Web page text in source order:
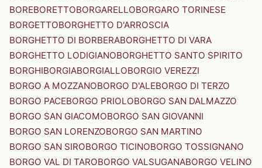
BOREBORETTOBORGARELLOBORGARO TORINESE
BORGETTOBORGHETTO D'ARROSCIA
BORGHETTO DI BORBERABORGHETTO DI VARA
BORGHETTO LODIGIANOBORGHETTO SANTO SPIRITO
BORGHIBORGIABORGIALLOBORGIO VEREZZI
BORGO A MOZZANOBORGO D'ALEBORGO DI TERZO
BORGO PACEBORGO PRIOLOBORGO SAN DALMAZZO
BORGO SAN GIACOMOBORGO SAN GIOVANNI
BORGO SAN LORENZOBORGO SAN MARTINO
BORGO SAN SIROBORGO TICINOBORGO TOSSIGNANO
BORGO VAL DI TAROBORGO VALSUGANABORGO VELINO